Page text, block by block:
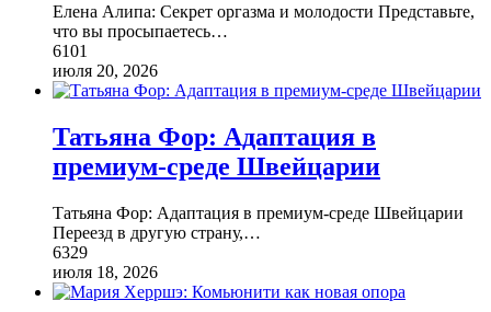
Елена Алипа: Секрет оргазма и молодости Представьте,
что вы просыпаетесь…
6101
июля 20, 2026
Татьяна Фор: Адаптация в
премиум-среде Швейцарии
Татьяна Фор: Адаптация в премиум-среде Швейцарии
Переезд в другую страну,…
6329
июля 18, 2026